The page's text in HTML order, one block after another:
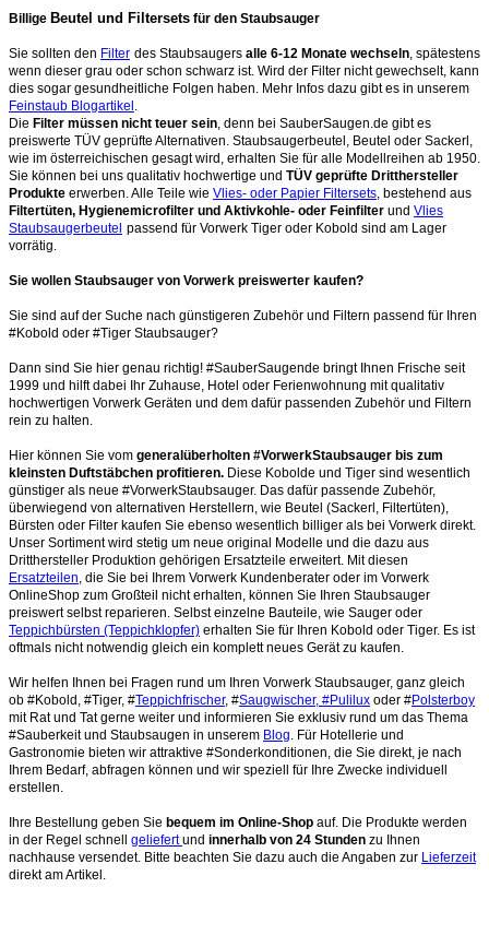
Billige Beutel und Filtersets für den Staubsauger
Sie sollten den Filter des Staubsaugers alle 6-12 Monate wechseln , spätestens
wenn dieser grau oder schon schwarz ist. Wird der Filter nicht gewechselt, kann
dies sogar gesundheitliche Folgen haben. Mehr Infos dazu gibt es in unserem
Feinstaub Blogartikel
Die Filter müssen nicht teuer sein , denn bei SauberSaugen.de gibt es
preiswerte TÜV geprüfte Alternativen. Staubsaugerbeutel, Beutel oder Sackerl,
wie im österreichischen gesagt wird, erhalten Sie für alle Modellreihen ab 1950.
Sie können bei uns qualitativ hochwertige und TÜV geprüfte Dritthersteller
Produkte erwerben. Alle Teile wie Vlies- oder Papier Filtersets , bestehend aus
Filtertüten, Hygienemicrofilter und Aktivkohle- oder Feinfilter und Vlies
Staubsaugerbeutel passend für Vorwerk Tiger oder Kobold sind am Lager
vorrätig.
Sie wollen Staubsauger von Vorwerk preiswerter kaufen?
Sie sind auf der Suche nach günstigeren Zubehör und Filtern passend für Ihren
#Kobold oder #Tiger Staubsauger?
Dann sind Sie hier genau richtig! #SauberSaugende bringt Ihnen Frische seit
1999 und hilft dabei Ihr Zuhause, Hotel oder Ferienwohnung mit qualitativ
hochwertigen Vorwerk Geräten und dem dafür passenden Zubehör und Filtern
rein zu halten.
Hier können Sie vom generalüberholten #VorwerkStaubsauger bis zum
kleinsten Duftstäbchen profitieren. Diese Kobolde und Tiger sind wesentlich
günstiger als neue #VorwerkStaubsauger. Das dafür passende Zubehör,
überwiegend von alternativen Herstellern, wie Beutel (Sackerl, Filtertüten),
Bürsten oder Filter kaufen Sie ebenso wesentlich billiger als bei Vorwerk direkt.
Unser Sortiment wird stetig um neue original Modelle und die dazu aus
Dritthersteller Produktion gehörigen Ersatzteile erweitert. Mit diesen
Ersatzteilen , die Sie bei Ihrem Vorwerk Kundenberater oder im Vorwerk
OnlineShop zum Großteil nicht erhalten, können Sie Ihren Staubsauger
preiswert selbst reparieren. Selbst einzelne Bauteile, wie Sauger oder
Teppichbürsten (Teppichklopfer) erhalten Sie für Ihren Kobold oder Tiger. Es ist
oftmals nicht notwendig gleich ein komplett neues Gerät zu kaufen.
Wir helfen Ihnen bei Fragen rund um Ihren Vorwerk Staubsauger, ganz gleich
ob #Kobold, #Tiger, #Teppichfrischer, #Saugwischer, #Pulilux oder #Polsterboy
mit Rat und Tat gerne weiter und informieren Sie exklusiv rund um das Thema
#Sauberkeit und Staubsaugen in unserem Blog . Für Hotellerie und
Gastronomie bieten wir attraktive #Sonderkonditionen, die Sie direkt, je nach
Ihrem Bedarf, abfragen können und wir speziell für Ihre Zwecke individuell
erstellen.
Ihre Bestellung geben Sie bequem im Online-Shop auf. Die Produkte werden
in der Regel schnell geliefertund innerhalb von 24 Stunden zu Ihnen
nachhause versendet. Bitte beachten Sie dazu auch die Angaben zur Lieferzeit
direkt am Artikel.